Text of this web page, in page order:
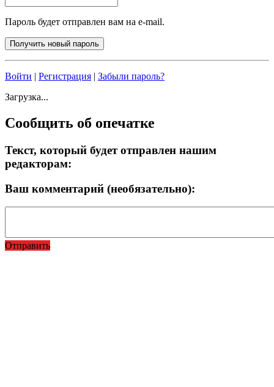
Пароль будет отправлен вам на e-mail.
Войти | Регистрация | Забыли пароль?
Загрузка...
Сообщить об опечатке
Текст, который будет отправлен нашим
редакторам:
Ваш комментарий (необязательно):
Отправить